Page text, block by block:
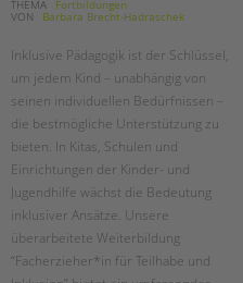
THEMA
Fortbildungen
VON
Barbara Brecht-Hadraschek
Inklusive Pädagogik ist der Schlüssel,
um jedem Kind – unabhängig von
seinen individuellen Bedürfnissen –
die bestmögliche Unterstützung zu
bieten. In Kitas, Schulen und
Einrichtungen der Kinder- und
Jugendhilfe wächst die Bedeutung
inklusiver Ansätze. Unsere
überarbeitete Weiterbildung
“Facherzieher*in für Teilhabe und